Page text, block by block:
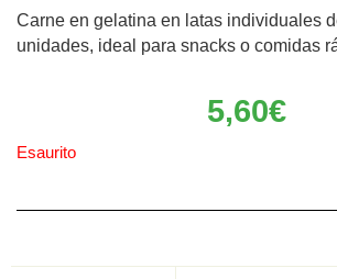
Carne en gelatina en latas individuales
unidades, ideal para snacks o comidas
5,60€
Esaurito